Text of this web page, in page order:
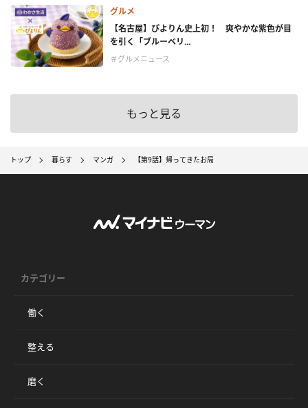
グルメ
【名古屋】ぴよりん史上初！ 爽やかな紫色が目
を引く「ブルーベリ...
＃グルメニュース
もっと見る
トップ 暮らす マンガ 【第9話】帰ってきたお局
カテゴリー
働く
整える
磨く